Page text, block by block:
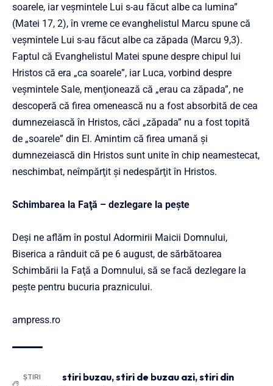
soarele, iar veşmintele Lui s-au făcut albe ca lumina”
(Matei 17, 2), în vreme ce evanghelistul Marcu spune că
veşmintele Lui s-au făcut albe ca zăpada (Marcu 9,3).
Faptul că Evanghelistul Matei spune despre chipul lui
Hristos că era „ca soarele”, iar Luca, vorbind despre
veşmintele Sale, menţionează că „erau ca zăpada”, ne
descoperă că firea omenească nu a fost absorbită de cea
dumnezeiască în Hristos, căci „zăpada” nu a fost topită
de „soarele” din El. Amintim că firea umană şi
dumnezeiască din Hristos sunt unite în chip neamestecat,
neschimbat, neîmpărţit şi nedespărţit în Hristos.
Schimbarea la Faţă – dezlegare la pește
Deşi ne aflăm în postul Adormirii Maicii Domnului,
Biserica a rânduit că pe 6 august, de sărbătoarea
Schimbării la Faţă a Domnului, să se facă dezlegare la
pește pentru bucuria praznicului.
ampress.ro
ȘTIRI
stiri buzau,stiri de buzau azi,stiri din